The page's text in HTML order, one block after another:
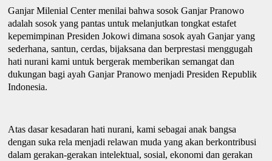
Ganjar Milenial Center menilai bahwa sosok Ganjar Pranowo
adalah sosok yang pantas untuk melanjutkan tongkat estafet
kepemimpinan Presiden Jokowi dimana sosokayah Ganjar yang
sederhana, santun, cerdas, bijaksana dan berprestasi menggugah
hati nurani kami untuk bergerak memberikan semangat dan
dukungan bagiayah Ganjar Pranowo menjadi Presiden Republik
Indonesia.
Atas dasar kesadaran hati nurani, kami sebagai anak bangsa
dengan suka rela menjadi relawan muda yang akan berkontribusi
dalam gerakan-gerakan intelektual, sosial, ekonomi dan gerakan